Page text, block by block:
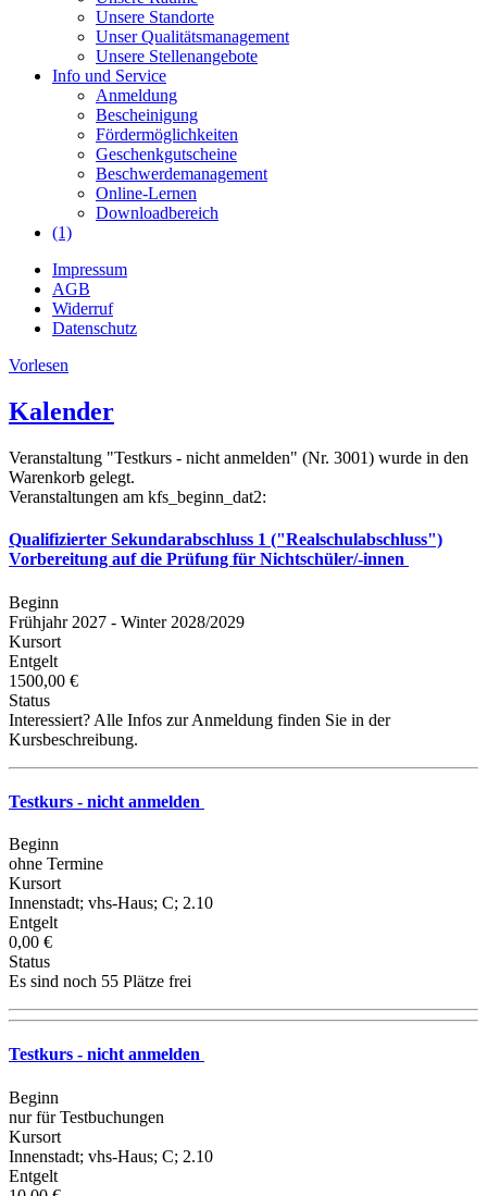
Unsere Standorte
Unser Qualitätsmanagement
Unsere Stellenangebote
Info und Service
Anmeldung
Bescheinigung
Fördermöglichkeiten
Geschenkgutscheine
Beschwerdemanagement
Online-Lernen
Downloadbereich
(1)
Impressum
AGB
Widerruf
Datenschutz
Vorlesen
Kalender
Veranstaltung "Testkurs - nicht anmelden" (Nr. 3001) wurde in den
Warenkorb gelegt.
Veranstaltungen am kfs_beginn_dat2:
Qualifizierter Sekundarabschluss 1 ("Realschulabschluss")
Vorbereitung auf die Prüfung für Nichtschüler/-innen
Beginn
Frühjahr 2027 - Winter 2028/2029
Kursort
Entgelt
1500,00 €
Status
Interessiert? Alle Infos zur Anmeldung finden Sie in der
Kursbeschreibung.
Testkurs - nicht anmelden
Beginn
ohne Termine
Kursort
Innenstadt; vhs-Haus; C; 2.10
Entgelt
0,00 €
Status
Es sind noch 55 Plätze frei
Testkurs - nicht anmelden
Beginn
nur für Testbuchungen
Kursort
Innenstadt; vhs-Haus; C; 2.10
Entgelt